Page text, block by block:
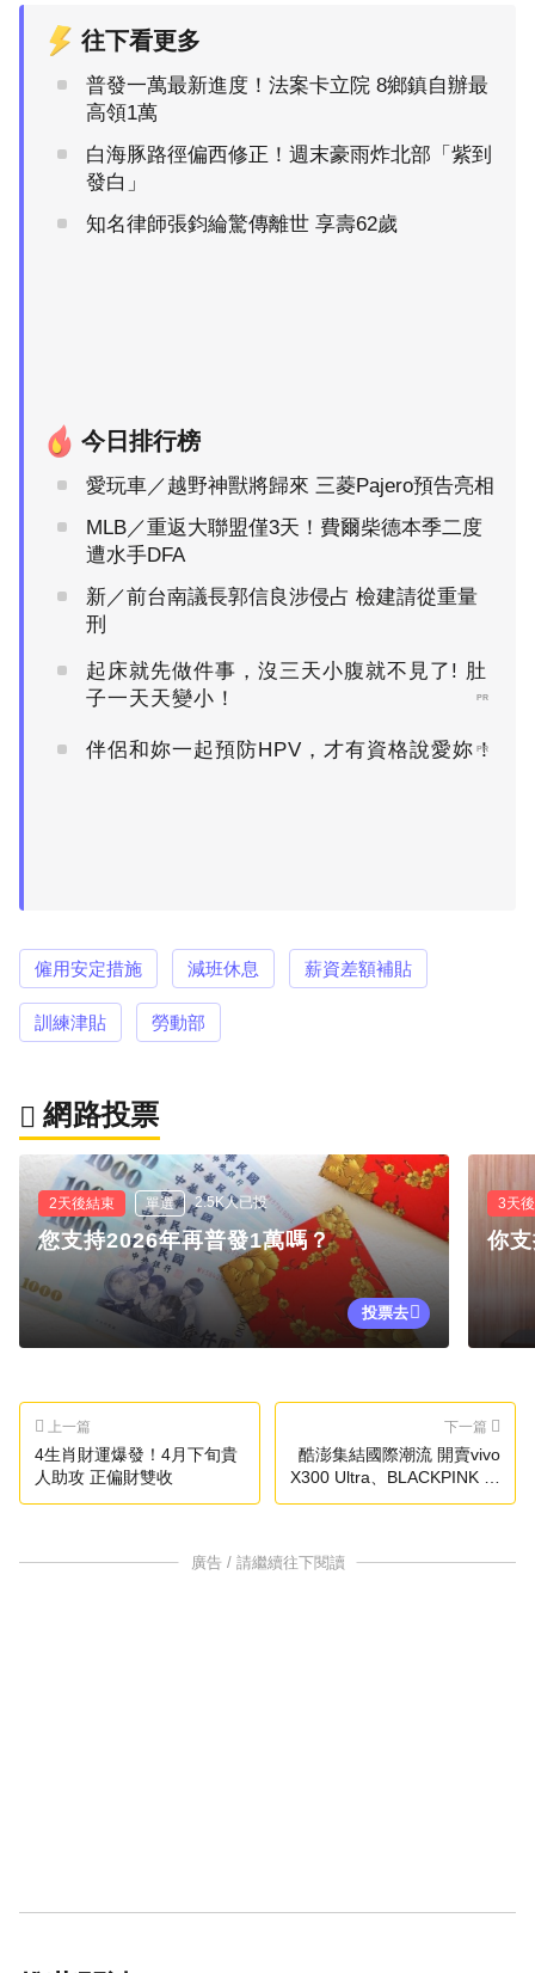
往下看更多
普發一萬最新進度！法案卡立院 8鄉鎮自辦最
高領1萬
白海豚路徑偏西修正！週末豪雨炸北部「紫到
發白」
知名律師張鈞綸驚傳離世 享壽62歲
今日排行榜
愛玩車／越野神獸將歸來 三菱Pajero預告亮相
MLB／重返大聯盟僅3天！費爾柴德本季二度
遭水手DFA
新／前台南議長郭信良涉侵占 檢建請從重量
刑
起床就先做件事，沒三天小腹就不見了! 肚
子一天天變小！
PR
伴侶和妳一起預防HPV，才有資格說愛妳！
PR
僱用安定措施 減班休息 薪資差額補貼
訓練津貼 勞動部
網路投票
2天後結束 單選 2.5K人已投
您支持2026年再普發1萬嗎？
投票去
3天
你
上一篇
4生肖財運爆發！4月下旬貴
人助攻 正偏財雙收
下一篇
酷澎集結國際潮流 開賣vivo
X300 Ultra、BLACKPINK 東
京場限定周邊
廣告 / 請繼續往下閱讀